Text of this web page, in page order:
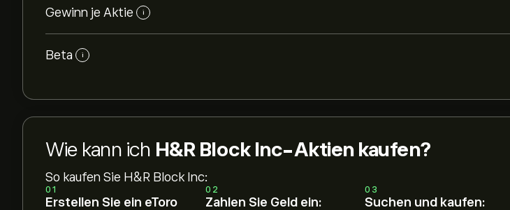
Gewinn je Aktie i
Beta i
Wie kann ich H&R Block Inc-Aktien kaufen?
So kaufen Sie H&R Block Inc:
01
Erstellen Sie ein eToro
02
Zahlen Sie Geld ein:
03
Suchen und kaufen: